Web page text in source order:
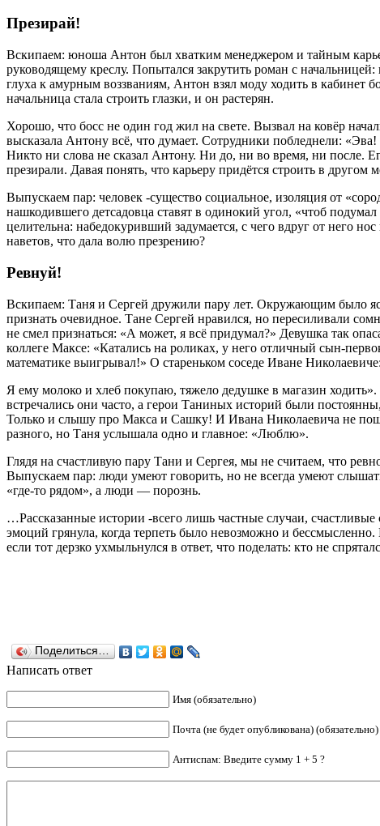
Презирай!
Вскипаем: юноша Антон был хватким менеджером и тайным
руководящему креслу. Попытался закрутить роман с
глуха к амурным воззваниям, Антон взял моду ходить в
начальница стала строить глазки, и он растерян.
Хорошо, что босс не один год жил на свете. Вызвал на ковёр
высказала Антону всё, что думает. Сотрудники побледнели:
Никто ни слова не сказал Антону. Ни до, ни во время, ни после.
презирали. Давая понять, что карьеру придётся строить в другом
Выпускаем пар: человек -существо социальное, изоляция от
нашкодившего детсадовца ставят в одинокий угол, «чтоб
целительна: набедокуривший задумается, с чего вдруг от него
наветов, что дала волю презрению?
Ревнуй!
Вскипаем: Таня и Сергей дружили пару лет. Окружающим было
признать очевидное. Тане Сергей нравился, но пересиливали
не смел признаться: «А может, я всё придумал?» Девушка так
коллеге Максе: «Катались на роликах, у него отличный сын-
математике выигрывал!» О стареньком соседе Иване
Я ему молоко и хлеб покупаю, тяжело дедушке в магазин
встречались они часто, а герои Таниных историй были
Только и слышу про Макса и Сашку! И Ивана Николаевича не
разного, но Таня услышала одно и главное: «Люблю».
Глядя на счастливую пару Тани и Сергея, мы не считаем, что
Выпускаем пар: люди умеют говорить, но не всегда умеют
«где-то рядом», а люди — порознь.
…Рассказанные истории -всего лишь частные случаи,
эмоций грянула, когда терпеть было невозможно и
если тот дерзко ухмыльнулся в ответ, что поделать: кто не
Поделиться…
Написать ответ
Имя (обязательно)
Почта (не будет опубликована) (обязательно)
Антиспам: Введите сумму 1 + 5 ?